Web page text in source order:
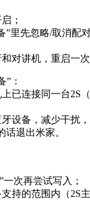
；
”里先忽略/取消配
对讲机，重启一次
”：
已连接同一台2S
设备，减少干扰，
话退出米家。
一次再尝试写入；
持的范围内（2S